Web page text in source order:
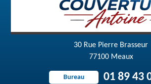
30 Rue Pierre Brasseur
77100 Meaux
Bureau 01 89 43